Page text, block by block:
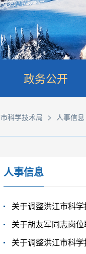
政务公开
市科学技术局 > 人事信息
人事信息
关于调整洪江市科
关于胡友军同志岗
关于调整洪江市科